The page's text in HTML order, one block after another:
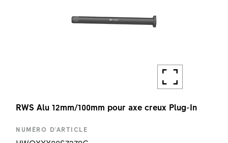
RWS Alu 12mm/100mm pour axe creux Plug-In
NUMÉRO D'ARTICLE